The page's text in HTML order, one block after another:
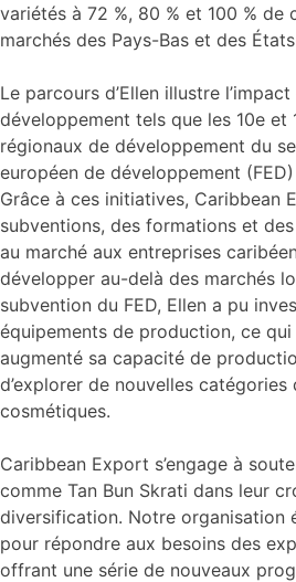
variétés à 72 %, 80 % et 100 % de
marchés des Pays-Bas et des
Le parcours d’Ellen illustre
développement tels que les 10e et
régionaux de développement du
européen de développement
Grâce à ces initiatives, Caribbean
subventions, des formations et
au marché aux entreprises
développer au-delà des marchés
subvention du FED, Ellen a pu
équipements de production, ce
augmenté sa capacité de
d’explorer de nouvelles
cosmétiques.
Caribbean Export s’engage à
comme Tan Bun Skrati dans leur
diversification. Notre organisation
pour répondre aux besoins des
offrant une série de nouveaux